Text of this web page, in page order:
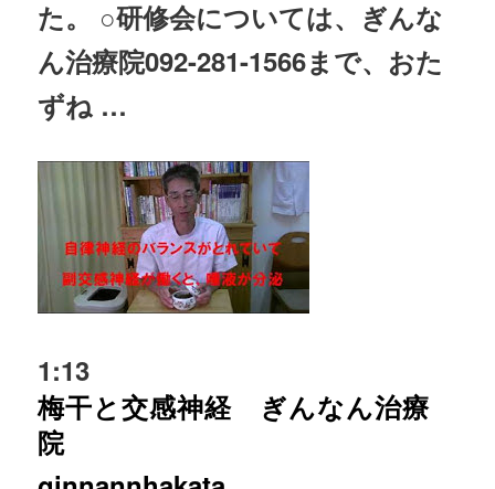
た。 ○研修会については、 ぎんな
ん治療院092-281-1566まで、おた
ずね …
1:13
梅干と交感神経 ぎんなん治療
院